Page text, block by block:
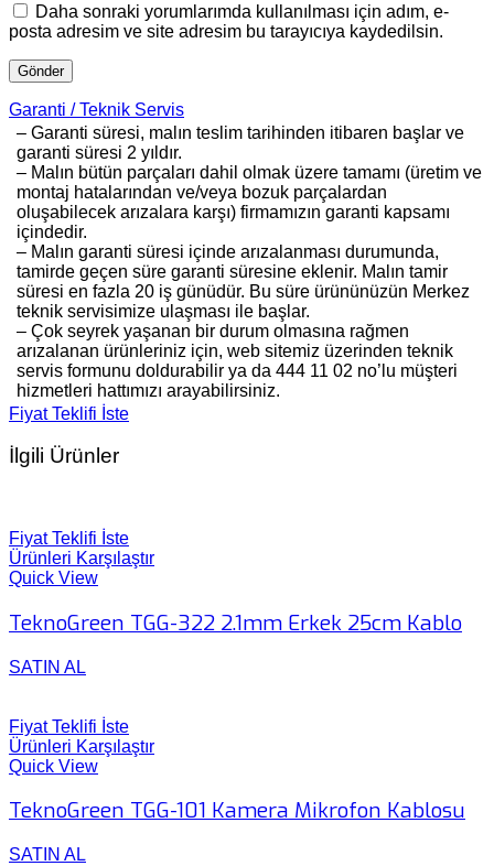
Daha sonraki yorumlarımda kullanılması için adım, e-
posta adresim ve site adresim bu tarayıcıya kaydedilsin.
Garanti / Teknik Servis
– Garanti süresi, malın teslim tarihinden itibaren başlar ve
garanti süresi 2 yıldır.
– Malın bütün parçaları dahil olmak üzere tamamı (üretim ve
montaj hatalarından ve/veya bozuk parçalardan
oluşabilecek arızalara karşı) firmamızın garanti kapsamı
içindedir.
– Malın garanti süresi içinde arızalanması durumunda,
tamirde geçen süre garanti süresine eklenir. Malın tamir
süresi en fazla 20 iş günüdür. Bu süre ürününüzün Merkez
teknik servisimize ulaşması ile başlar.
– Çok seyrek yaşanan bir durum olmasına rağmen
arızalanan ürünleriniz için, web sitemiz üzerinden teknik
servis formunu doldurabilir ya da 444 11 02 no’lu müşteri
hizmetleri hattımızı arayabilirsiniz.
Fiyat Teklifi İste
İlgili Ürünler
Fiyat Teklifi İste
Ürünleri Karşılaştır
Quick View
TeknoGreen TGG-322 2.1mm Erkek 25cm Kablo
SATIN AL
Fiyat Teklifi İste
Ürünleri Karşılaştır
Quick View
TeknoGreen TGG-101 Kamera Mikrofon Kablosu
SATIN AL